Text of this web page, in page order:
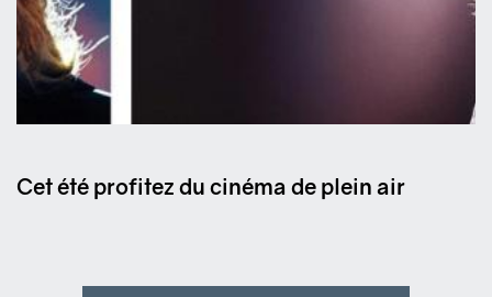
Cet été profitez du cinéma de plein air